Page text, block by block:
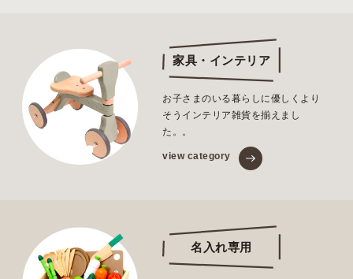
家具・インテリア
お子さまのいる暮らしに優しくより
そうインテリア雑貨を揃えまし
た。。
view category
名入れ専用